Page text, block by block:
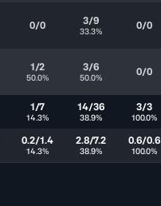
0/0 3/9
33.3% 0/0
1/2
50.0%
3/6
50.0% 0/0
1/7
14.3%
14/36
38.9%
3/3
100.0%
0.2/1.4
14.3%
2.8/7.2
38.9%
0.6/0.6
100.0%